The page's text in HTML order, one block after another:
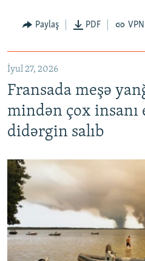
Paylaş PDF
İyul 27, 2026
Fransada meşə
mindən çox insanı
didərgin salıb